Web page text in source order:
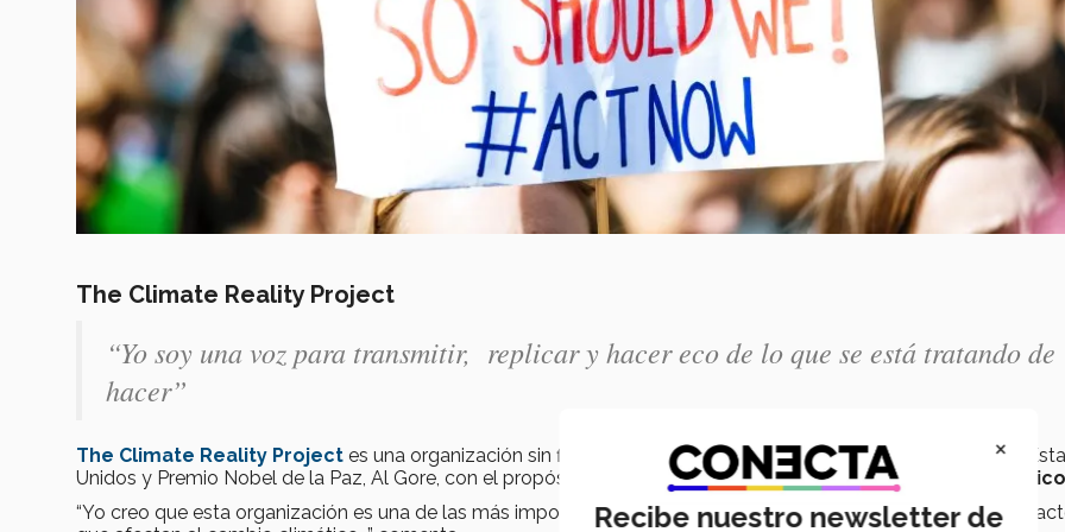
The Climate Reality Project
“Yo soy una voz para transmitir, replicar y hacer eco de lo que se está tratando de
hacer”
The Climate Reality Project es una organización sin fines de lucro fundada por el ex vicepresidente de los
Unidos y Premio Nobel de la Paz, Al Gore, con el propósito de
impulsar soluciones ante el cambio
“Yo creo que esta organización es una de las más importantes porque está trabajando directamente con los
×
Recibe nuestro newsletter de